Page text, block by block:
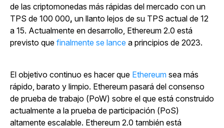
de las criptomonedas más rápidas del mercado con un
TPS de 100 000, un llanto lejos de su TPS actual de 12
a 15. Actualmente en desarrollo, Ethereum 2.0 está
previsto que finalmente se lance a principios de 2023.
El objetivo continuo es hacer que Ethereum sea más
rápido, barato y limpio. Ethereum pasará del consenso
de prueba de trabajo (PoW) sobre el que está construido
actualmente a la prueba de participación (PoS)
altamente escalable. Ethereum 2.0 también está